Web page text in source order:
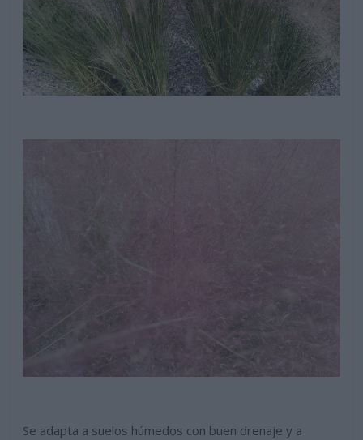
Se adapta a suelos húmedos con buen drenaje y a